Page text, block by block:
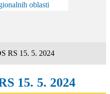
oblasti
RS 15. 5. 2024
15. 5. 2024